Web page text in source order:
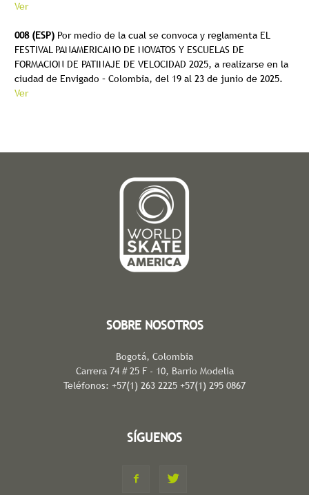
Ver
008 (ESP) Por medio de la cual se convoca y reglamenta EL
FESTIVAL PANAMERICANO DE NOVATOS Y ESCUELAS DE
FORMACION DE PATINAJE DE VELOCIDAD 2025, a realizarse en la
ciudad de Envigado – Colombia, del 19 al 23 de junio de 2025.
Ver
SOBRE NOSOTROS
Bogotá, Colombia
Carrera 74 # 25 F - 10, Barrio Modelia
Teléfonos: +57(1) 263 2225 +57(1) 295 0867
SÍGUENOS